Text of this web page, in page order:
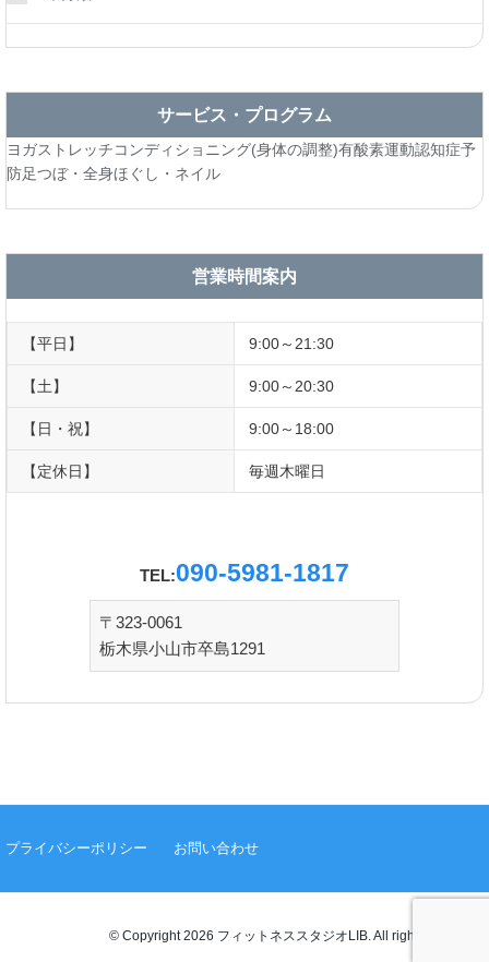
サービス・プログラム
ヨガストレッチコンディショニング(身体の調整)有酸素運動認知症予
防足つぼ・全身ほぐし・ネイル
営業時間案内
【平日】 9:00～21:30
【土】 9:00～20:30
【日・祝】 9:00～18:00
【定休日】 毎週木曜日
TEL:090-5981-1817
〒323-0061
栃木県小山市卒島1291
プライバシーポリシー お問い合わせ
© Copyright 2026 フィットネススタジオLIB. All rights reserved.